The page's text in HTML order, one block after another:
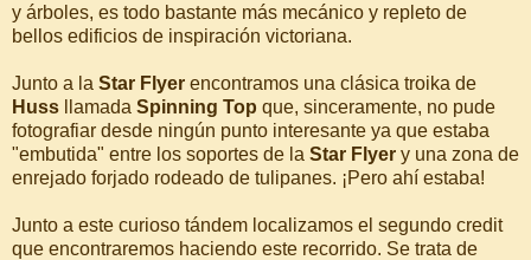
y árboles, es todo bastante más mecánico y repleto de
bellos edificios de inspiración victoriana.
Junto a la Star Flyer encontramos una clásica troika de
Huss llamada Spinning Top que, sinceramente, no pude
fotografiar desde ningún punto interesante ya que estaba
"embutida" entre los soportes de la Star Flyer y una zona de
enrejado forjado rodeado de tulipanes. ¡Pero ahí estaba!
Junto a este curioso tándem localizamos el segundo credit
que encontraremos haciendo este recorrido. Se trata de